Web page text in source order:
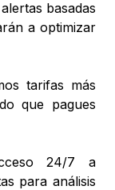
basadas
a optimizar
tarifas más
que pagues
24/7 a
para análisis